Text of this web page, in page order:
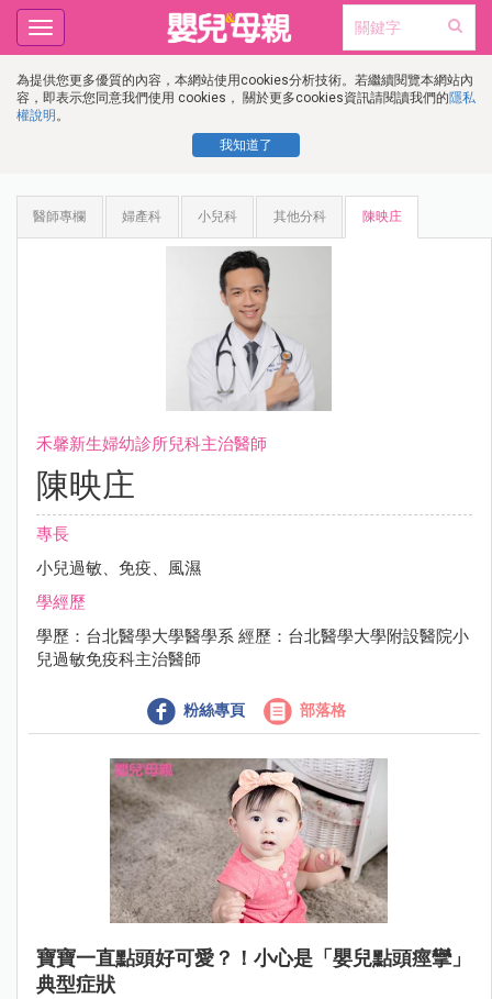
為提供您更多優質的內容，本網站使用cookies分析技術。若繼續閱覽本網站內
容，即表示您同意我們使用 cookies， 關於更多cookies資訊請閱讀我們的隱私
權說明 。
我知道了
Toggle
navigation
醫師專欄 婦產科 小兒科 其他分科 陳映庄
禾馨新生婦幼診所兒科主治醫師
陳映庄
專長
小兒過敏、免疫、風濕
學經歷
學歷：台北醫學大學醫學系 經歷：台北醫學大學附設醫院小
兒過敏免疫科主治醫師
粉絲專頁 部落格
寶寶一直點頭好可愛？！小心是「嬰兒點頭痙攣」
典型症狀